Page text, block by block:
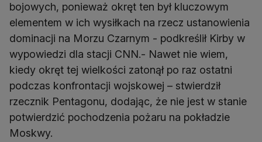
bojowych, ponieważ okręt ten był kluczowym
elementem w ich wysiłkach na rzecz ustanowienia
dominacji na Morzu Czarnym - podkreślił Kirby w
wypowiedzi dla stacji CNN.- Nawet nie wiem,
kiedy okręt tej wielkości zatonął po raz ostatni
podczas konfrontacji wojskowej – stwierdził
rzecznik Pentagonu, dodając, że nie jest w stanie
potwierdzić pochodzenia pożaru na pokładzie
Moskwy.